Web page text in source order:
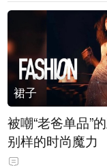
裙子
被嘲“老爸单品”
别样的时尚魔力